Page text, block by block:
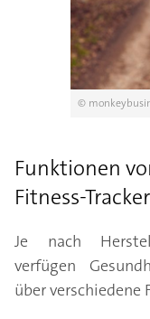
©
Funktionen
Fitness-
Je nach
verfügen
über verschiedene